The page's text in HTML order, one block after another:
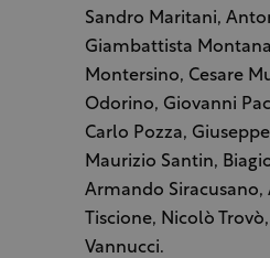
Sandro Maritani,
Giambattista
Montersino, Cesare
Odorino, Giovanni
Carlo Pozza,
Maurizio Santin,
Armando Siracusano,
Tiscione, Nicolò
Vannucci.